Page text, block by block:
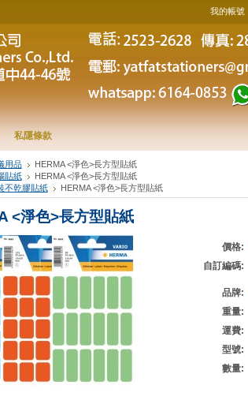
我的帳號
私隱條款
用品
HERMA <淨色>長方型貼紙
貼紙
HERMA <淨色>長方型貼紙
不乾膠貼紙 HERMA <淨色>長方型貼紙
<淨色>長方型貼紙
價格:
自訂編碼:
品牌:
重量:
運費:
型號:
數量: